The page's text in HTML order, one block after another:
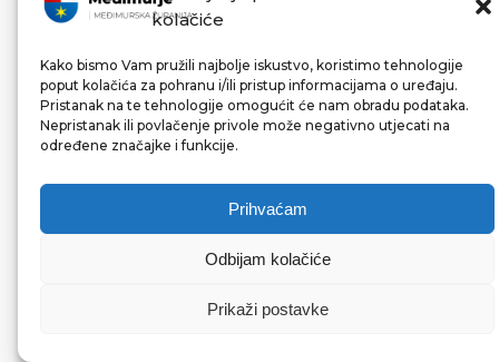
kolačiće
Kako bismo Vam pružili najbolje iskustvo, koristimo tehnologije
poput kolačića za pohranu i/ili pristup informacijama o uređaju.
Pristanak na te tehnologije omogućit će nam obradu podataka.
Nepristanak ili povlačenje privole može negativno utjecati na
određene značajke i funkcije.
Prihvaćam
Odbijam kolačiće
Prikaži postavke
Odluke o osnivanju
specijalističke postrojbe civilne
zaštite za traganje i spašavanje u
ruševinama Međimurske
Prijedlog Odluke o izmjeni Procjene